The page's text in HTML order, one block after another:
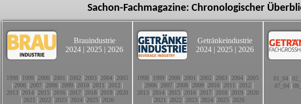
Sachon-Fachmagazine: Chronologischer
Brauindustrie
2024 | 2025 | 2026
1998 1999 2000 2001 2002 2003 2004 2005
2006 2007 2008 2009 2010 2011 2012
2013 2014 2015 2016 2017 2018 2019 2020
2021 2022 2023| 2024| 2025| 2026
Getränkeindustrie
2024 | 2025 | 2026
1998 1999 2000 2001 2002 2003 2004 2005
2006 2007 2008 2009 2010 2011 2012
2013 2014 2015 2016 2017 2018 2019 2020
2021 2022 2023| 2024| 2025| 2026
01_04|
07_04